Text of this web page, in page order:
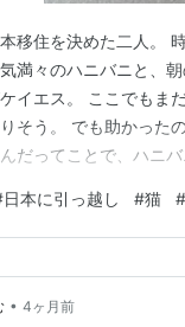
移住を決めた二人。
満々のハニバニと、
イエス。 ここでもま
そう。 でも助かった
だってことで、ハニ
生プランナーみたいな
国に関して準備しな
日本に引っ越し #猫 #
• 4ヶ月前